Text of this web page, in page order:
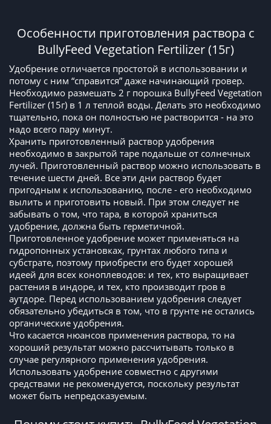
Особенности приготовления раствора с
BullyFeed Vegetation Fertilizer (15г)
Удобрение отличается простотой в использовании и
потому с ним “справится” даже начинающий гровер.
Необходимо размешать 2 г порошка BullyFeed Vegetation
Fertilizer (15г) в 1 л теплой воды. Делать это необходимо
тщательно, пока он полностью не растворится - на это
надо всего пару минут.
Хранить приготовленный раствор удобрения
необходимо в закрытой таре подальше от солнечных
лучей. Приготовленный раствор можно использовать в
течение шести дней. Все эти дни раствор будет
пригодным к использованию, после - его необходимо
вылить и приготовить новый. При этом следует не
забывать о том, что тара, в которой храниться
удобрение, должна быть герметичной.
Приготовленное удобрение может применяться на
гидропонных установках, грунтах любого типа и
субстрате, поэтому приобрести его будет хорошей
идеей для всех коноплеводов: и тех, кто выращивает
растения в индоре, и тех, кто производит гров в
аутдоре. Перед использованием удобрения следует
обязательно убедиться в том, что в грунте не остались
органические удобрения.
Что касается нюансов применения раствора, то на
хороший результат можно рассчитывать только в
случае регулярного применения удобрения.
Использовать удобрение совместно с другими
средствами не рекомендуется, поскольку результат
может быть непредсказуемым.